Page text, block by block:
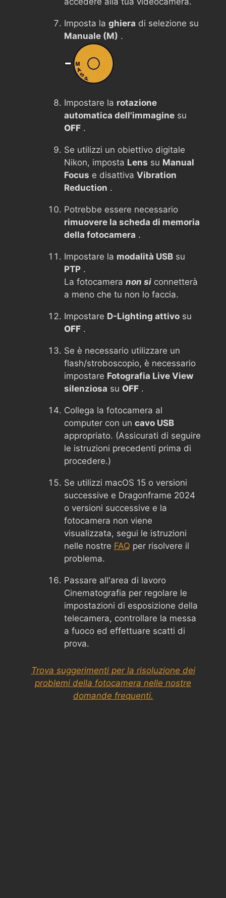
Imposta la ghiera di selezione su
Manuale (M) .
Impostare la rotazione
automatica dell'immagine su
OFF .
Se utilizzi un obiettivo digitale
Nikon, imposta Lens su Manual
Focus e disattiva Vibration
Reduction .
Potrebbe essere necessario
rimuovere la scheda di memoria
della fotocamera .
Impostare la modalità USB su
PTP .
La fotocamera non si connetterà
a meno che tu non lo faccia.
Impostare D-Lighting attivo su
OFF .
Se è necessario utilizzare un
flash/stroboscopio, è necessario
impostare Fotografia Live View
silenziosa su OFF .
Collega la fotocamera al
computer con un cavo USB
appropriato. (Assicurati di seguire
le istruzioni precedenti prima di
procedere.)
Se utilizzi macOS 15 o versioni
successive e Dragonframe 2024
o versioni successive e la
fotocamera non viene
visualizzata, segui le istruzioni
nelle nostre FAQ per risolvere il
problema.
Passare all'area di lavoro
Cinematografia per regolare le
impostazioni di esposizione della
telecamera, controllare la messa
a fuoco ed effettuare scatti di
prova.
Trova suggerimenti per la risoluzione dei
problemi della fotocamera nelle nostre
domande frequenti.